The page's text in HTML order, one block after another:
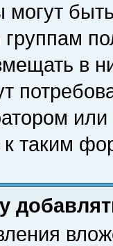
в
к таким